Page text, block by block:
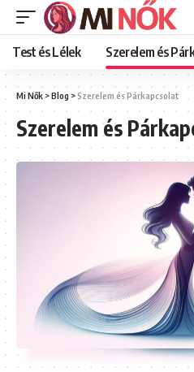
Test és Lélek Szerelem és
Mi Nők >Blog >Szerelem és Párkapcsolat
Szerelem és